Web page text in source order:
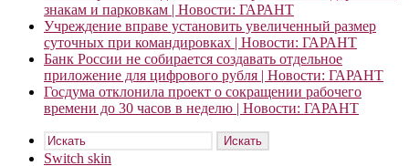
знакам и парковкам | Новости: ГАРАНТ
Учреждение вправе установить увеличенный размер
суточных при командировках | Новости: ГАРАНТ
Банк России не собирается создавать отдельное
приложение для цифрового рубля | Новости: ГАРАНТ
Госдума отклонила проект о сокращении рабочего
времени до 30 часов в неделю | Новости: ГАРАНТ
Искать
Switch skin